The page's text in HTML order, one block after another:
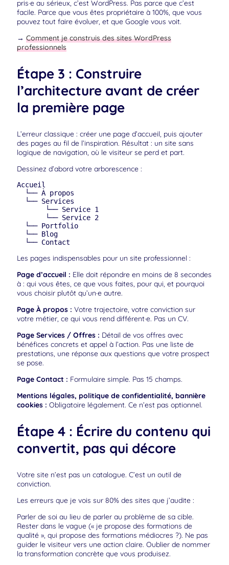
pris·e au sérieux, c’est WordPress. Pas parce que c’est
facile. Parce que vous êtes propriétaire à 100%, que vous
pouvez tout faire évoluer, et que Google vous voit.
→ Comment je construis des sites WordPress
professionnels
Étape 3 : Construire
l’architecture avant de créer
la première page
L’erreur classique : créer une page d’accueil, puis ajouter
des pages au fil de l’inspiration. Résultat : un site sans
logique de navigation, où le visiteur se perd et part.
Dessinez d’abord votre arborescence :
Accueil
  └── Contact
Les pages indispensables pour un site professionnel :
Page d’accueil : Elle doit répondre en moins de 8 secondes
à : qui vous êtes, ce que vous faites, pour qui, et pourquoi
vous choisir plutôt qu’un·e autre.
Page À propos : Votre trajectoire, votre conviction sur
votre métier, ce qui vous rend différent·e. Pas un CV.
Page Services / Offres : Détail de vos offres avec
bénéfices concrets et appel à l’action. Pas une liste de
prestations, une réponse aux questions que votre prospect
se pose.
Page Contact : Formulaire simple. Pas 15 champs.
Mentions légales, politique de confidentialité, bannière
cookies : Obligatoire légalement. Ce n’est pas optionnel.
Étape 4 : Écrire du contenu qui
convertit, pas qui décore
Votre site n’est pas un catalogue. C’est un outil de
conviction.
Les erreurs que je vois sur 80% des sites que j’audite :
Parler de soi au lieu de parler au problème de sa cible.
Rester dans le vague (« je propose des formations de
qualité », qui propose des formations médiocres ?). Ne pas
guider le visiteur vers une action claire. Oublier de nommer
la transformation concrète que vous produisez.